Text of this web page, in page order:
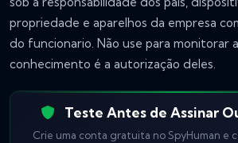
propriedade e aparelhos da empresa
do funcionario. Não use para monitorar
conhecimento é a autorização deles.
Teste Antes de Assinar
Crie uma conta gratuita no SpyHuman e